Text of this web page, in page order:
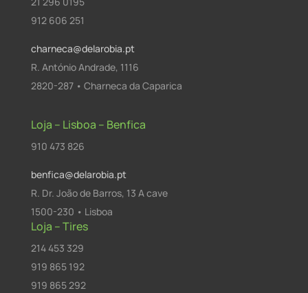
912 606 251
charneca@delarobia.pt
R. António Andrade, 1116
2820-287 • Charneca da Caparica
Loja – Lisboa – Benfica
910 473 826
benfica@delarobia.pt
R. Dr. João de Barros, 13 A cave
1500-230 • Lisboa
Loja – Tires
214 453 329
919 865 192
919 865 292